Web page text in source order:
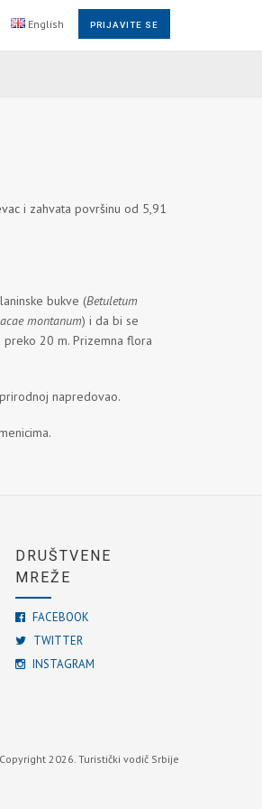
English PRIJAVITE SE
i zahvata površinu od 5,91
bukve (Betuletum
montanum) i da bi se
preko 20 m. Prizemna flora
napredovao.
DRUŠTVENE
MREŽE
FACEBOOK
TWITTER
INSTAGRAM
2026. Turistički vodič Srbije